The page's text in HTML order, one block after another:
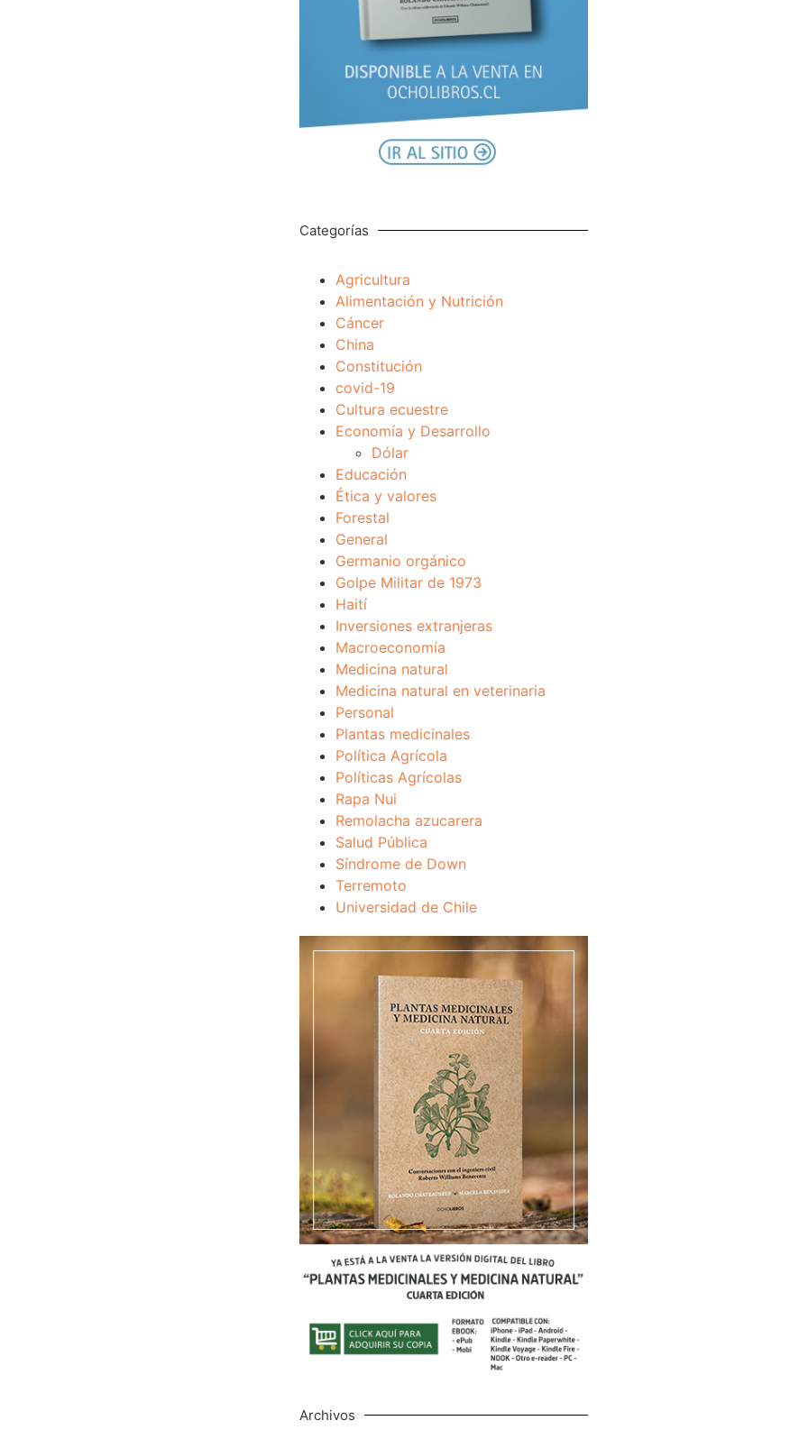
Categorías
Agricultura
Alimentación y Nutrición
Cáncer
China
Constitución
covid-19
Cultura ecuestre
Economía y Desarrollo
Dólar
Educación
Ética y valores
Forestal
General
Germanio orgánico
Golpe Militar de 1973
Haití
Inversiones extranjeras
Macroeconomía
Medicina natural
Medicina natural en veterinaria
Personal
Plantas medicinales
Política Agrícola
Políticas Agrícolas
Rapa Nui
Remolacha azucarera
Salud Pública
Síndrome de Down
Terremoto
Universidad de Chile
Archivos